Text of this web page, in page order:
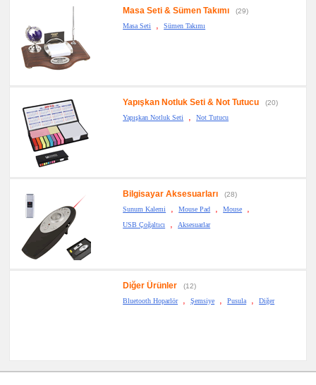
Masa Seti & Sümen Takımı
(29)
Masa Seti
, Sümen Takımı
Yapışkan Notluk Seti & Not Tutucu
(20)
Yapışkan Notluk Seti
, Not Tutucu
Bilgisayar Aksesuarları
(28)
Sunum Kalemi
, Mouse Pad , Mouse ,
USB Çoğaltıcı , Aksesuarlar
Diğer Ürünler
(12)
Bluetooth Hoparlör
, Şemsiye , Pusula , Diğer